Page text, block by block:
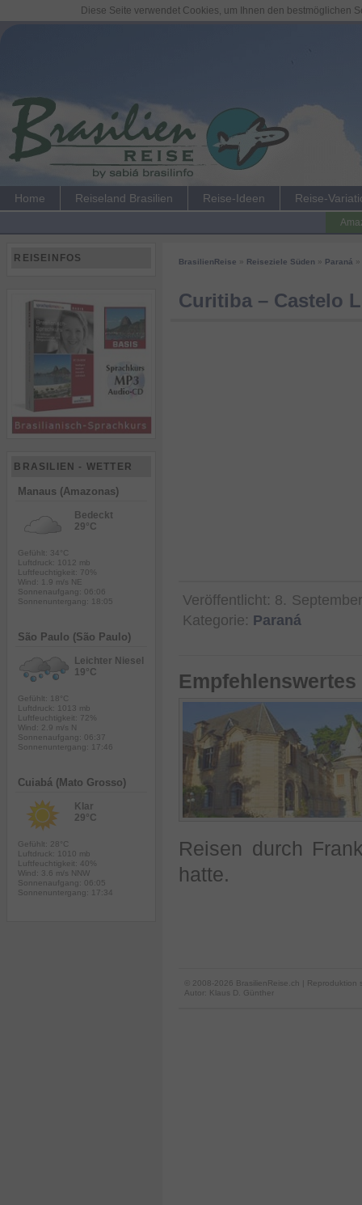
Home Reiseland Brasilien Reise-Ideen Reise-
BrasilienReise Reiseziele Süden Paraná
Curitiba – Castelo
Veröffentlicht: 8.
Kategorie: Paraná
Reisen durch
hatte.
© 2008-2026 BrasilienReise.ch | Reproduktion
Autor: Klaus D. Günther
REISEINFOS
BRASILIEN - WETTER
Manaus (Amazonas)
Bedeckt
29°C
Gefühlt: 34°C
Luftdruck: 1012 mb
Luftfeuchtigkeit: 70%
Wind: 1.9 m/s NE
Sonnenaufgang: 06:06
Sonnenuntergang: 18:05
São Paulo (São Paulo)
Leichter Niesel
19°C
Gefühlt: 18°C
Luftdruck: 1013 mb
Luftfeuchtigkeit: 72%
Wind: 2.9 m/s N
Sonnenaufgang: 06:37
Sonnenuntergang: 17:46
Cuiabá (Mato Grosso)
Klar
29°C
Gefühlt: 28°C
Luftdruck: 1010 mb
Luftfeuchtigkeit: 40%
Wind: 3.6 m/s NNW
Sonnenaufgang: 06:05
Sonnenuntergang: 17:34
Diese Seite verwendet Cookies, um Ihnen den bestmöglichen